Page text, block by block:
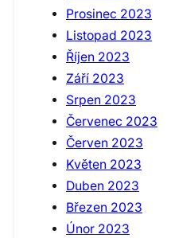
Prosinec 2023
Listopad 2023
Říjen 2023
Září 2023
Srpen 2023
Červenec 2023
Červen 2023
Květen 2023
Duben 2023
Březen 2023
Únor 2023